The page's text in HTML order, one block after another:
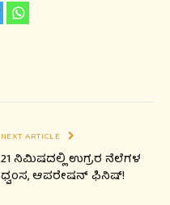
NEXT ARTICLE
21 ನಿಮಿಷದಲ್ಲಿ ಉಗ್ರರ ನೆಲೆಗಳ
ಧ್ವಂಸ, ಆಪರೇಷನ್ ಫಿನಿಷ್!